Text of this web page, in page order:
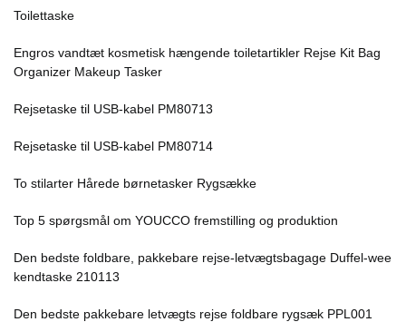
Toilettaske
Engros vandtæt kosmetisk hængende toiletartikler Rejse Kit Bag
Organizer Makeup Tasker
Rejsetaske til USB-kabel PM80713
Rejsetaske til USB-kabel PM80714
To stilarter Hårede børnetasker Rygsække
Top 5 spørgsmål om YOUCCO fremstilling og produktion
Den bedste foldbare, pakkebare rejse-letvægtsbagage Duffel-wee
kendtaske 210113
Den bedste pakkebare letvægts rejse foldbare rygsæk PPL001